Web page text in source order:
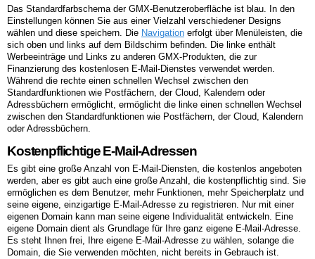
Das Standardfarbschema der GMX-Benutzeroberfläche ist blau. In den
Einstellungen können Sie aus einer Vielzahl verschiedener Designs
wählen und diese speichern. Die Navigation erfolgt über Menüleisten, die
sich oben und links auf dem Bildschirm befinden. Die linke enthält
Werbeeinträge und Links zu anderen GMX-Produkten, die zur
Finanzierung des kostenlosen E-Mail-Dienstes verwendet werden.
Während die rechte einen schnellen Wechsel zwischen den
Standardfunktionen wie Postfächern, der Cloud, Kalendern oder
Adressbüchern ermöglicht, ermöglicht die linke einen schnellen Wechsel
zwischen den Standardfunktionen wie Postfächern, der Cloud, Kalendern
oder Adressbüchern.
Kostenpflichtige E-Mail-Adressen
Es gibt eine große Anzahl von E-Mail-Diensten, die kostenlos angeboten
werden, aber es gibt auch eine große Anzahl, die kostenpflichtig sind. Sie
ermöglichen es dem Benutzer, mehr Funktionen, mehr Speicherplatz und
seine eigene, einzigartige E-Mail-Adresse zu registrieren. Nur mit einer
eigenen Domain kann man seine eigene Individualität entwickeln. Eine
eigene Domain dient als Grundlage für Ihre ganz eigene E-Mail-Adresse.
Es steht Ihnen frei, Ihre eigene E-Mail-Adresse zu wählen, solange die
Domain, die Sie verwenden möchten, nicht bereits in Gebrauch ist.